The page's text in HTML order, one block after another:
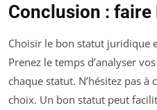
Conclusion :
Choisir le bon statut juridique
Prenez le temps d’analyser
chaque statut. N’hésitez pas
choix. Un bon statut peut